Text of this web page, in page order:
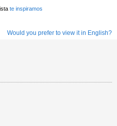
te inspiramos
Would you prefer to view it in English?